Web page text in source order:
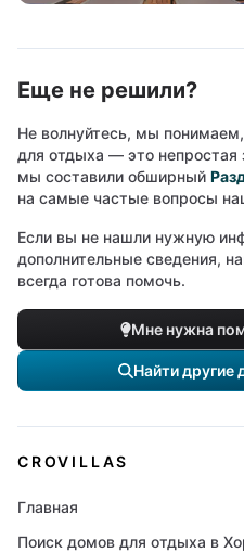
Еще не решили?
Не волнуйтесь, мы
для отдыха — это
мы составили обширный
на самые частые вопросы
Если вы не нашли нужную
дополнительные сведения,
всегда готова помочь.
Мне нужна
Найти другие
CROVILLAS
Главная
Поиск домов для отдыха в